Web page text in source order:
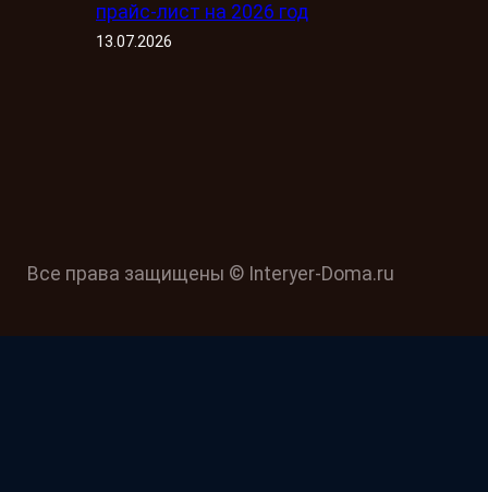
прайс-лист на 2026 год
13.07.2026
Все права защищены © Interyer-Doma.ru